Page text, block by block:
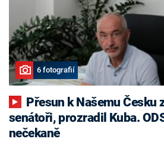
6 fotografií
senátoři, prozradil Kuba.
nečekaně